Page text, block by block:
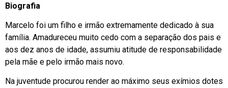
Biografia
Marcelo foi um filho e irmão extremamente dedicado à sua
família. Amadureceu muito cedo com a separação dos pais e
aos dez anos de idade, assumiu atitude de responsabilidade
pela mãe e pelo irmão mais novo.
Na juventude procurou render ao máximo seus exímios dotes